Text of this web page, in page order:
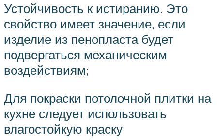
Устойчивость к истиранию. Это
свойство имеет значение, если
изделие из пенопласта будет
подвергаться механическим
воздействиям;
Для покраски потолочной плитки на
кухне следует использовать
влагостойкую краску